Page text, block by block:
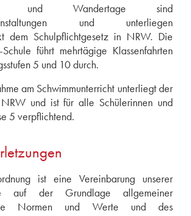
und Wandertage sind
und unterliegen
dem Schulpflichtgesetz in NRW. Die
Schule führt mehrtägige Klassenfahrten
5 und 10 durch.
am Schwimmunterricht unterliegt der
und ist für alle Schülerinnen und
5 verpflichtend.
ist eine Vereinbarung unserer
auf der Grundlage allgemeiner
Normen und Werte und des